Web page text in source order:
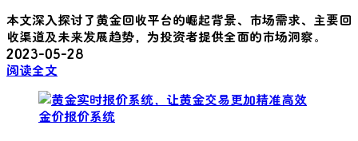
本文深入探讨了黄金回收平台的崛起背景、市场需求、主要回
收渠道及未来发展趋势，为投资者提供全面的市场洞察。
2023-05-28
阅读全文
金价报价系统